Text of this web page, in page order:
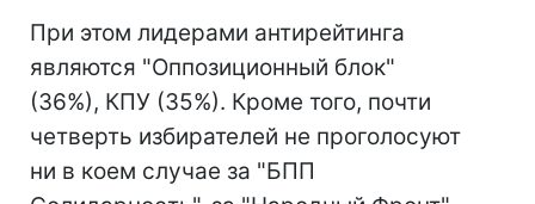
При этом лидерами антирейтинга
являются "Оппозиционный блок"
(36%), КПУ (35%). Кроме того, почти
четверть избирателей не проголосуют
ни в коем случае за "БПП